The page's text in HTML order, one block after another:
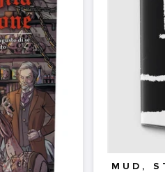
MUD,